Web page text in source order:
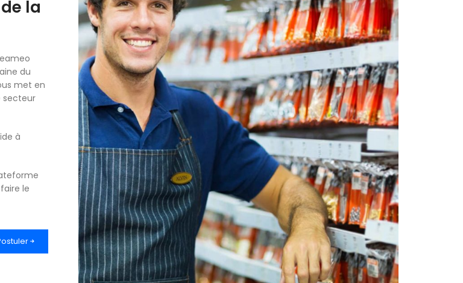
la
du
met en
secteur
à
le